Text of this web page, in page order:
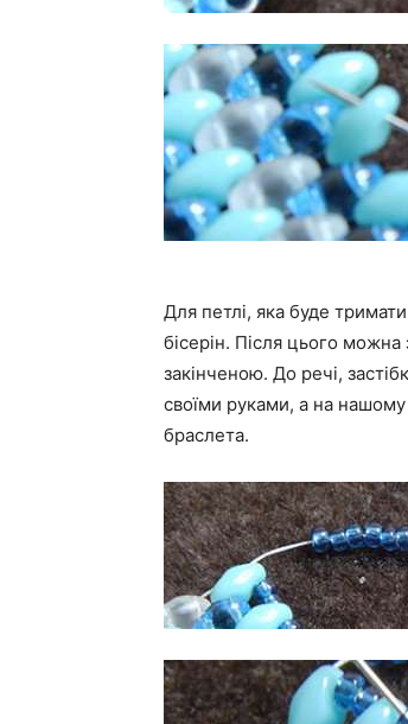
Для петлі, яка буде
бісерін. Після цього можна
закінченою. До речі,
своїми руками, а на нашому
браслета.